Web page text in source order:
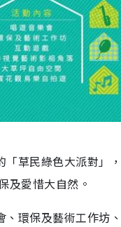
草民綠色大派對」
及愛惜大自然。
、環保及藝術工作坊